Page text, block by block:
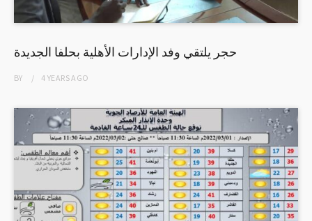
حجر يلتقي وفد الإدارات الأهلية بحلفا الجديدة
BY 4 YEARSAGO